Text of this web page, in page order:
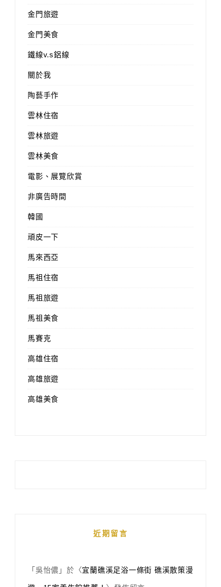
金門旅遊
金門美食
鐵線v.s鋁線
關於我
陶藝手作
雲林住宿
雲林旅遊
雲林美食
電影、展覽欣賞
非廣告時間
韓國
頑皮一下
馬來西亞
馬祖住宿
馬祖旅遊
馬祖美食
馬賽克
高雄住宿
高雄旅遊
高雄美食
近期留言
「 吳怡儂 」於〈宜蘭礁溪足浴一條街 礁溪散策漫